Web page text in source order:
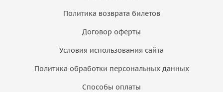
Политика возврата билетов
Договор оферты
Условия использования сайта
Политика обработки персональных данных
Способы оплаты